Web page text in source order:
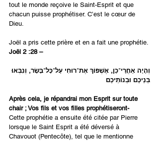
tout le monde reçoive le Saint-Esprit et que
chacun puisse prophétiser. C’est le cœur de
Dieu.
Joël a pris cette prière et en a fait une prophétie.
Joël 2 :28 –
וְהָיָה אַחֲרֵי־כֵן, אֶשְׁפּוֹךְ אֶת־רוּחִי עַל־כָּל־בָּשָׂר, וְנִבְּאוּ
בְּנֵיכֶם וּבְנוֹתֵיכֶם
Après cela, je répandrai mon Esprit sur toute
chair ; Vos fils et vos filles prophétiseront-
Cette prophétie a ensuite été citée par Pierre
lorsque le Saint Esprit a été déversé à
Chavouot (Pentecôte), tel que le mentionne